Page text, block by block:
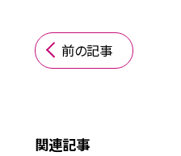
前の記事
関連記事